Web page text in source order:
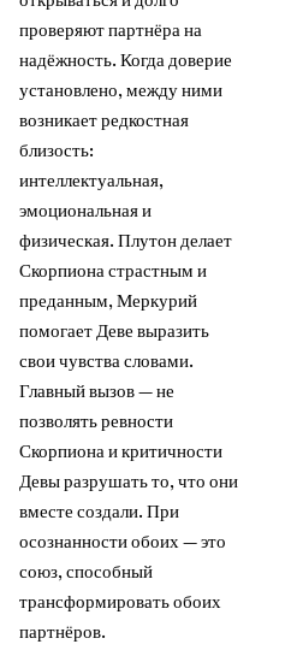
проверяют партнёра на
надёжность. Когда доверие
установлено, между ними
возникает редкостная
близость:
интеллектуальная,
эмоциональная и
физическая. Плутон делает
Скорпиона страстным и
преданным, Меркурий
помогает Деве выразить
свои чувства словами.
Главный вызов — не
позволять ревности
Скорпиона и критичности
Девы разрушать то, что они
вместе создали. При
осознанности обоих — это
союз, способный
трансформировать обоих
партнёров.